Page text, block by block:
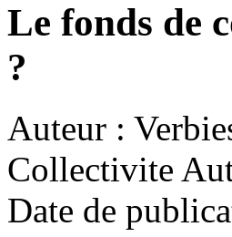
Le fonds de
?
Auteur :
Collectivite
Date de